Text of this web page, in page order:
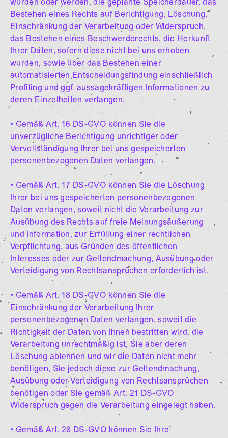
wurden oder werden, die geplante Speicherdauer, das
Bestehen eines Rechts auf Berichtigung, Löschung,
Einschränkung der Verarbeitung oder Widerspruch,
das Bestehen eines Beschwerderechts, die Herkunft
Ihrer Daten, sofern diese nicht bei uns erhoben
wurden, sowie über das Bestehen einer
automatisierten Entscheidungsfindung einschließlich
Profiling und ggf. aussagekräftigen Informationen zu
deren Einzelheiten verlangen.
• Gemäß Art. 16 DS-GVO können Sie die
unverzügliche Berichtigung unrichtiger oder
Vervollständigung Ihrer bei uns gespeicherten
personenbezogenen Daten verlangen.
• Gemäß Art. 17 DS-GVO können Sie die Löschung
Ihrer bei uns gespeicherten personenbezogenen
Daten verlangen, soweit nicht die Verarbeitung zur
Ausübung des Rechts auf freie Meinungsäußerung
und Information, zur Erfüllung einer rechtlichen
Verpflichtung, aus Gründen des öffentlichen
Interesses oder zur Geltendmachung, Ausübung oder
Verteidigung von Rechtsansprüchen erforderlich ist.
• Gemäß Art. 18 DS-GVO können Sie die
Einschränkung der Verarbeitung Ihrer
personenbezogenen Daten verlangen, soweit die
Richtigkeit der Daten von Ihnen bestritten wird, die
Verarbeitung unrechtmäßig ist, Sie aber deren
Löschung ablehnen und wir die Daten nicht mehr
benötigen, Sie jedoch diese zur Geltendmachung,
Ausübung oder Verteidigung von Rechtsansprüchen
benötigen oder Sie gemäß Art. 21 DS-GVO
Widerspruch gegen die Verarbeitung eingelegt haben.
• Gemäß Art. 20 DS-GVO können Sie Ihre